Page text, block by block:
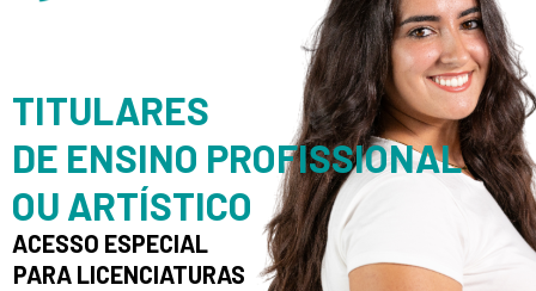
TITULARES
DE ENSINO PROFISSIONAL
OU ARTÍSTICO
ACESSO ESPECIAL
PARA LICENCIATURAS